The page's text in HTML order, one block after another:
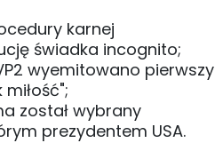
karnej
świadka incognito;
wyemitowano pierwszy
został wybrany
prezydentem USA.